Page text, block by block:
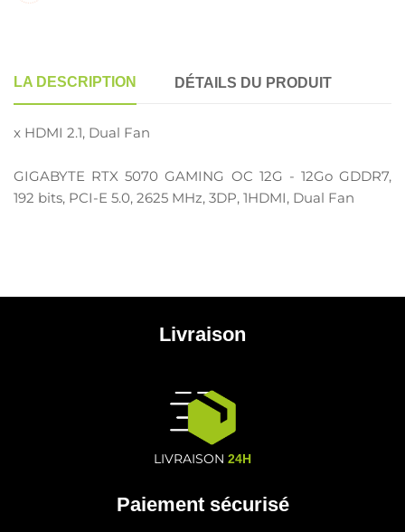
LA DESCRIPTION DÉTAILS DU PRODUIT
x HDMI 2.1, Dual Fan
GIGABYTE RTX 5070 GAMING OC 12G - 12Go GDDR7,
192 bits, PCI-E 5.0, 2625 MHz, 3DP, 1HDMI, Dual Fan
Livraison
LIVRAISON 24H
Paiement sécurisé